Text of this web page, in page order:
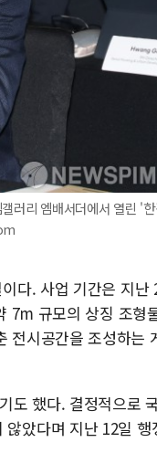
러리 엠배서더에서 열린 '
다. 사업 기간은 지난
7m 규모의 상징 조형
전시공간을 조성하는
도 했다. 결정적으로
았다며 지난 12일 행